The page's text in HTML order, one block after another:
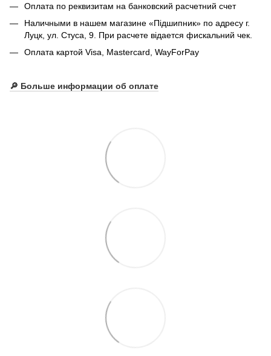
Оплата по реквизитам на банковский расчетний счет
Наличными в нашем магазине «Підшипник» по адресу г.
Луцк, ул. Стуса, 9. При расчете відается фискальний чек.
Оплата картой Visa, Mastercard, WayForPay
🔎 Больше информации об оплате